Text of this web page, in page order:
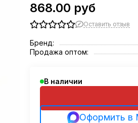
868.00 руб
Оставить отзыв
Бренд:
Продажа оптом:
В наличии
Оформить в